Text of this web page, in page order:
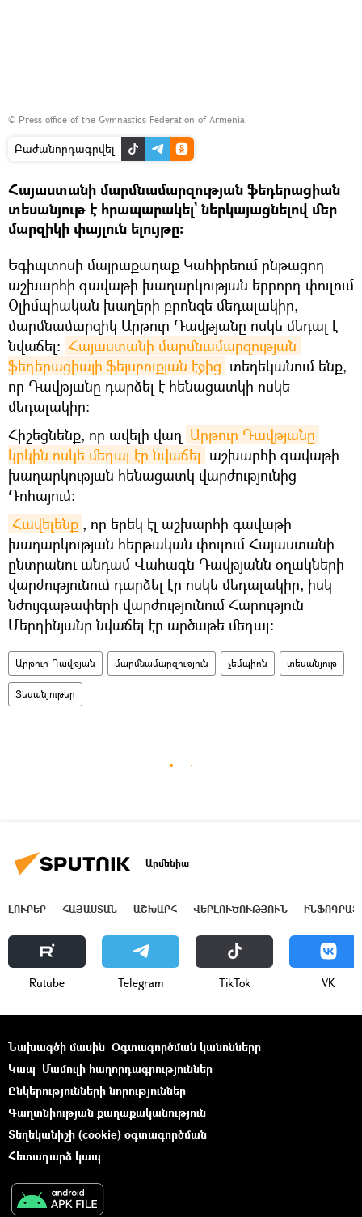
© Press office of the Gymnastics Federation of Armenia
Բաժանորդագրվել
Հայաստանի մարմնամարզության ֆեդերացիան
տեսանյութ է հրապարակել` ներկայացնելով մեր
մարզիկի փայլուն ելույթը։
Եգիպտոսի մայրաքաղաք Կահիրեում ընթացող
աշխարհի գավաթի խաղարկության երրորդ փուլում
Օլիմպիական խաղերի բրոնզե մեդալակիր,
մարմնամարզիկ Արթուր Դավթյանը ոսկե մեդալ է
նվաճել: Հայաստանի մարմնամարզության
ֆեդերացիայի ֆեյսբուքյան էջից տեղեկանում ենք,
որ Դավթյանը դարձել է հենացատկի ոսկե
մեդալակիր։
Հիշեցնենք, որ ավելի վաղ Արթուր Դավթյանը
կրկին ոսկե մեդալ էր նվաճել աշխարհի գավաթի
խաղարկության հենացատկ վարժությունից
Դոհայում։
Հավելենք , որ երեկ էլ աշխարհի գավաթի
խաղարկության հերթական փուլում Հայաստանի
ընտրանու անդամ Վահագն Դավթյանն օղակների
վարժությունում դարձել էր ոսկե մեդալակիր, իսկ
նժույգաթափերի վարժությունում Հարություն
Մերդինյանը նվաճել էր արծաթե մեդալ:
Արթուր Դավթյան մարմնամարզություն չեմպիոն տեսանյութ
Տեսանյութեր
Արմենիա
ԼՈՒՐԵՐ ՀԱՅԱՍՏԱՆ ԱՇԽԱՐՀ ՎԵՐԼՈՒԾՈՒԹՅՈՒՆ
Rutube Telegram ТikТоk VK
Նախագծի մասին Օգտագործման կանոնները
Կապ Մամուլի հաղորդագրություններ
Ընկերությունների նորություններ
Գաղտնիության քաղաքականություն
Տեղեկանիշի (cookie) օգտագործման
Հետադարձ կապ